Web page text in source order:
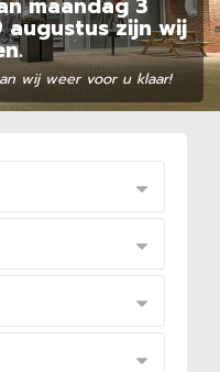
zijn wij
wij weer voor u klaar!